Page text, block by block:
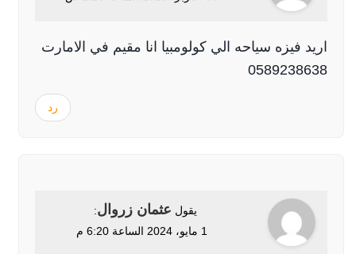
اريد فيزه سياحه الي كولومبيا انا مقيم في الامارت
0589238638
رد
يقول عثمان زروال:
1 مايو، 2024 الساعة 6:20 م